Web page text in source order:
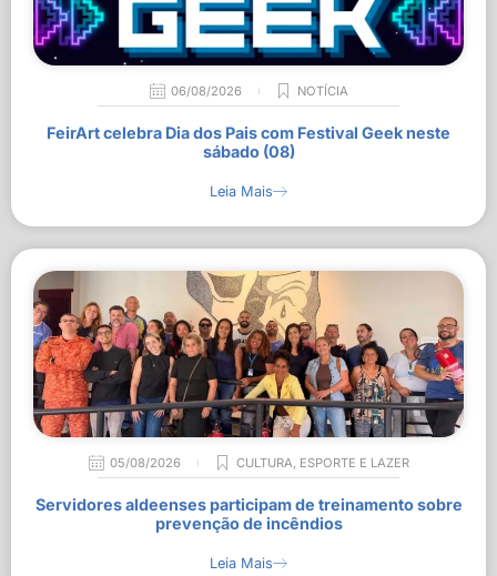
06/08/2026 NOTÍCIA
FeirArt celebra Dia dos Pais com Festival Geek neste
sábado (08)
Leia Mais
05/08/2026 CULTURA, ESPORTE E LAZER
Servidores aldeenses participam de treinamento sobre
prevenção de incêndios
Leia Mais